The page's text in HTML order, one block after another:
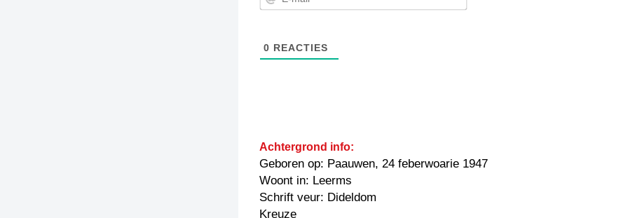
0 REACTIES
Achtergrond info:
Geboren op: Paauwen, 24 feberwoarie 1947
Woont in: Leerms
Schrift veur: Dideldom
Kreuze